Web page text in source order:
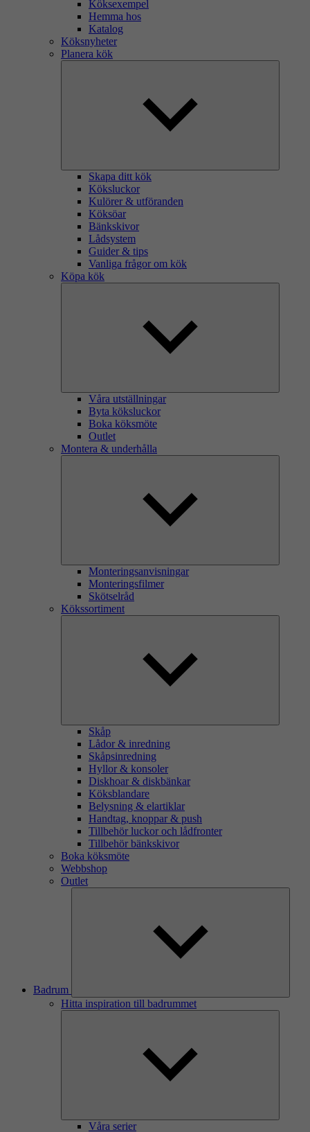
Köksexempel
Hemma hos
Katalog
Köksnyheter
Planera kök
Skapa ditt kök
Köksluckor
Kulörer & utföranden
Köksöar
Bänkskivor
Lådsystem
Guider & tips
Vanliga frågor om kök
Köpa kök
Våra utställningar
Byta köksluckor
Boka köksmöte
Outlet
Montera & underhålla
Monteringsanvisningar
Monteringsfilmer
Skötselråd
Kökssortiment
Skåp
Lådor & inredning
Skåpsinredning
Hyllor & konsoler
Diskhoar & diskbänkar
Köksblandare
Belysning & elartiklar
Handtag, knoppar & push
Tillbehör luckor och lådfronter
Tillbehör bänkskivor
Boka köksmöte
Webbshop
Outlet
Badrum
Hitta inspiration till badrummet
Våra serier